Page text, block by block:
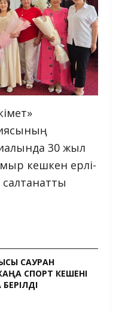
30 жыл
кешкен ерлі-
САУРАН
СПОРТ КЕШЕНІ